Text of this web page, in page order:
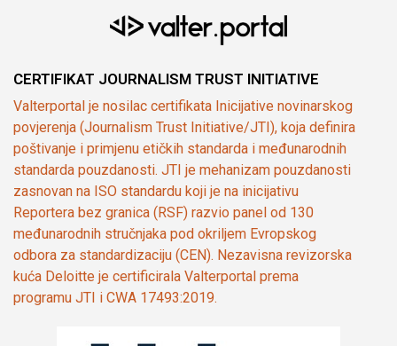
CERTIFIKAT JOURNALISM TRUST INITIATIVE
Valterportal je nosilac certifikata Inicijative novinarskog
povjerenja (Journalism Trust Initiative/JTI), koja definira
poštivanje i primjenu etičkih standarda i međunarodnih
standarda pouzdanosti. JTI je mehanizam pouzdanosti
zasnovan na ISO standardu koji je na inicijativu
Reportera bez granica (RSF) razvio panel od 130
međunarodnih stručnjaka pod okriljem Evropskog
odbora za standardizaciju (CEN). Nezavisna revizorska
kuća Deloitte je certificirala Valterportal prema
programu JTI i CWA 17493:2019.